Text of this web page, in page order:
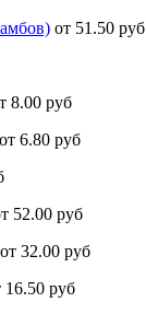
от 51.50 руб
8.00 руб
от 6.80 руб
52.00 руб
от 32.00 руб
16.50 руб